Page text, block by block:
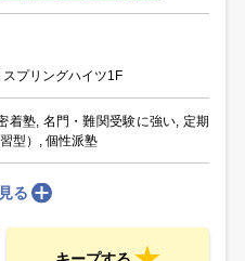
プリングハイツ1F
着塾, 名門・難関受験に強い, 定期
型）, 個性派塾
る